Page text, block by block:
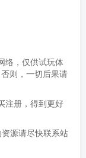
络，仅供试玩体
则，一切后果请
注册，得到更好
源请尽快联系站